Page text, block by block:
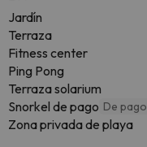
Jardín
Terraza
Fitness center
Ping Pong
Terraza solarium
Snorkel de pago De pago
Zona privada de playa